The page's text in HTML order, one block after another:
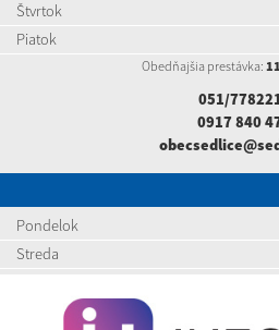
Štvrtok
Piatok
Obedňajšia prestávka:
051/
0917 840
Pondelok
Streda